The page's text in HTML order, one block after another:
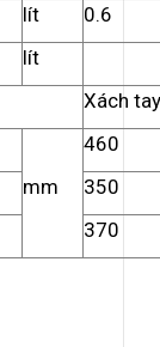
lít
0.6
lít
Xách tay
mm
460
350
370